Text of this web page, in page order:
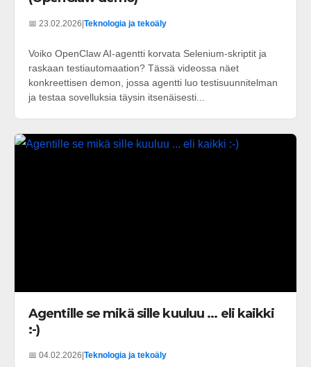
📅 23.02.2026|Teknologia ja tekoäly
Voiko OpenClaw AI-agentti korvata Selenium-skriptit ja
raskaan testiautomaation? Tässä videossa näet
konkreettisen demon, jossa agentti luo testisuunnitelman
ja testaa sovelluksia täysin itsenäisesti...
Agentille se mikä sille kuuluu ... eli kaikki
:-)
📅 04.02.2026 Teknologia ja tekoäly